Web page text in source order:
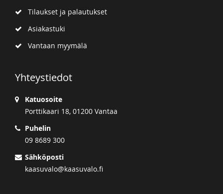
Tilaukset ja palautukset
Asiakastuki
Vantaan myymälä
Yhteystiedot
Katuosoite
Porttikaari 18, 01200 Vantaa
Puhelin
09 8689 300
Sähköposti
kaasuvalo@kaasuvalo.fi